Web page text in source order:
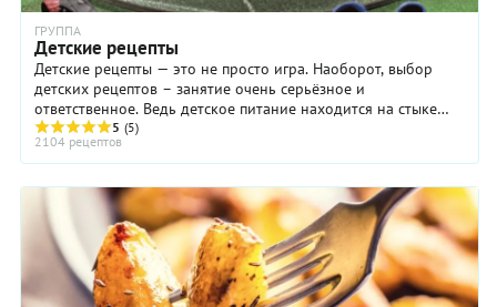
ГРУППА
Детские рецепты
Детские рецепты — это не просто игра. Наоборот, выбор
детских рецептов – занятие очень серьёзное и
ответственное. Ведь детское питание находится на стыке
нескольких, не побоимся этого ...
5 (5)
2104 рецептов